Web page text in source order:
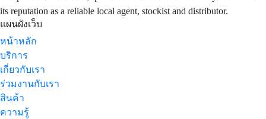
its reputation as a reliable local agent, stockist and distributor.
แผนผังเว็บ
หน้าหลัก
บริการ
เกี่ยวกับเรา
ร่วมงานกับเรา
สินค้า
ความรู้